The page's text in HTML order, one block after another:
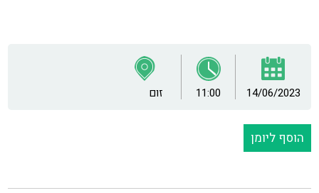
14/06/2023
11:00 זום
הוסף ליומן